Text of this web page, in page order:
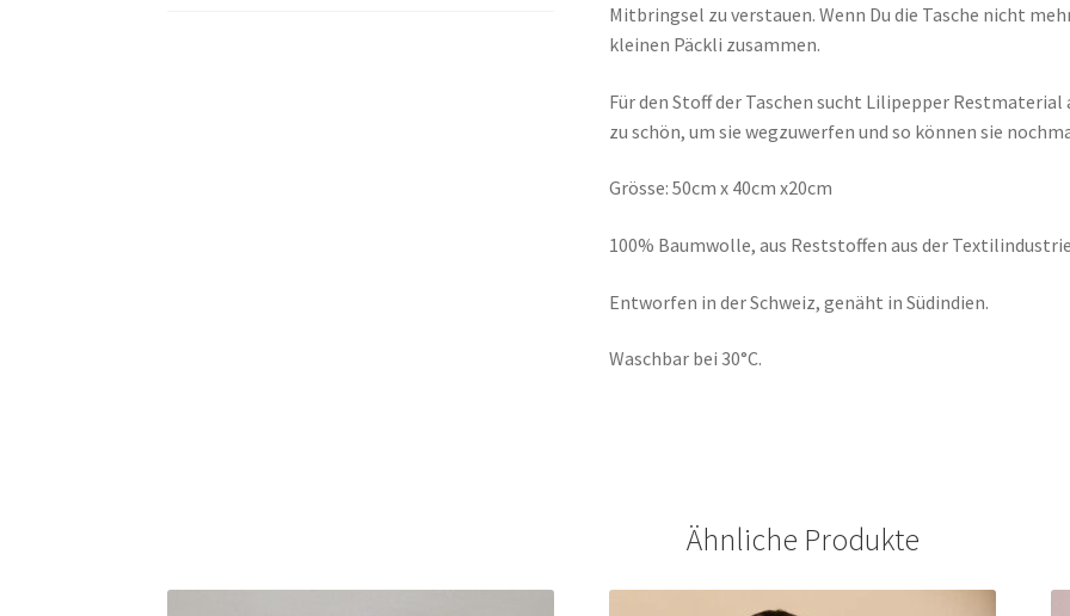
Mitbringsel zu verstauen. Wenn Du die Tasche nicht
kleinen Päckli zusammen.
Für den Stoff der Taschen sucht Lilipepper
zu schön, um sie wegzuwerfen und so können sie
Grösse: 50cm x 40cm x20cm
100% Baumwolle, aus Reststoffen aus der
Entworfen in der Schweiz, genäht in Südindien.
Waschbar bei 30°C.
Ähnliche Produkte